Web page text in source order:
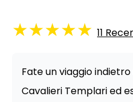
★★★★★ 11
Fate un viaggio
Cavalieri Templari ed